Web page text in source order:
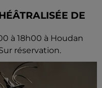
DE
à 18h00 à Houdan
réservation.